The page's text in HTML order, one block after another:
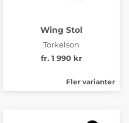
Wing Stol
Torkelson
fr. 1 990 kr
Fler varianter